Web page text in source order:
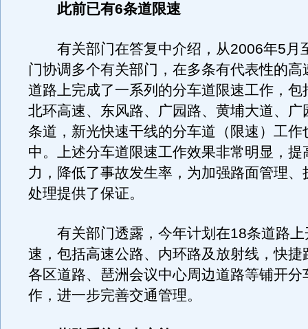
此前已有6条道限速
有关部门在答复中介绍，从2006年5月
门协调多个有关部门，在多条有代表性的高
道路上完成了一系列的分车道限速工作，包
北环高速、东风路、广园路、黄埔大道、广
条道，新光快速干线的分车道（限速）工作
中。上述分车道限速工作效果非常明显，提
力，降低了事故发生率，为加强路面管理、
处理提供了保证。
有关部门透露，今年计划在18条道路上
速，包括高速公路、内环路及放射线，快捷
各区道路、琶洲会议中心周边道路等铺开分
作，进一步完善交通管理。